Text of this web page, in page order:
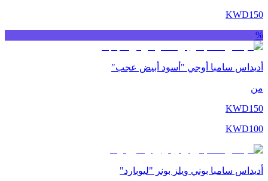
KWD150
%
أديداس سامبا أوجي "أسود أبيض عجب"
من
KWD150
KWD100
أديداس سامبا بوني ويلز بونر "ليوبارد"